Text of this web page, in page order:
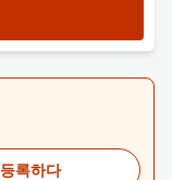
등록하다